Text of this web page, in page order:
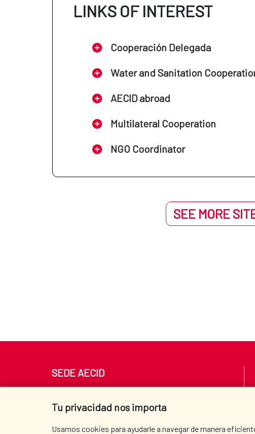
LINKS OF INTEREST
Cooperación Delegada
Water and Sanitation
AECID abroad
Multilateral Cooperation
NGO Coordinator
SEE MORE
Tu privacidad nos importa
Usamos cookies para ayudarle a navegar de manera
SEDE AECID
Tel. +34 900 20 30 54​​​​​​​